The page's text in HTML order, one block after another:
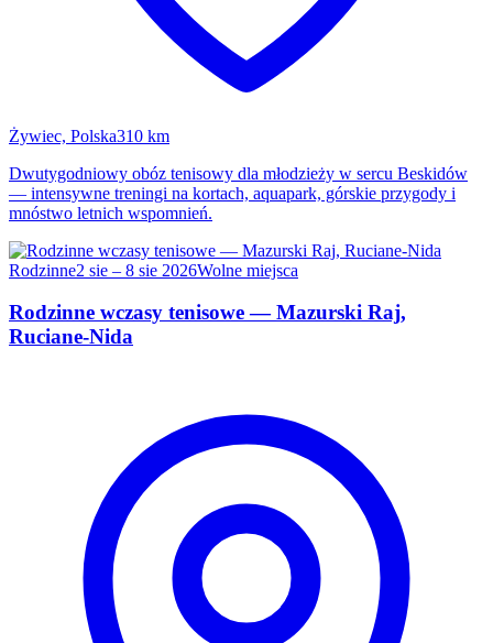
Żywiec, Polska310 km
Dwutygodniowy obóz tenisowy dla młodzieży w sercu Beskidów
— intensywne treningi na kortach, aquapark, górskie przygody i
mnóstwo letnich wspomnień.
Rodzinne2 sie – 8 sie 2026Wolne miejsca
Rodzinne wczasy tenisowe — Mazurski Raj,
Ruciane-Nida